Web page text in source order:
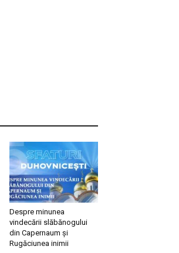
Despre minunea
vindecării slăbănogului
din Capernaum și
Rugăciunea inimii